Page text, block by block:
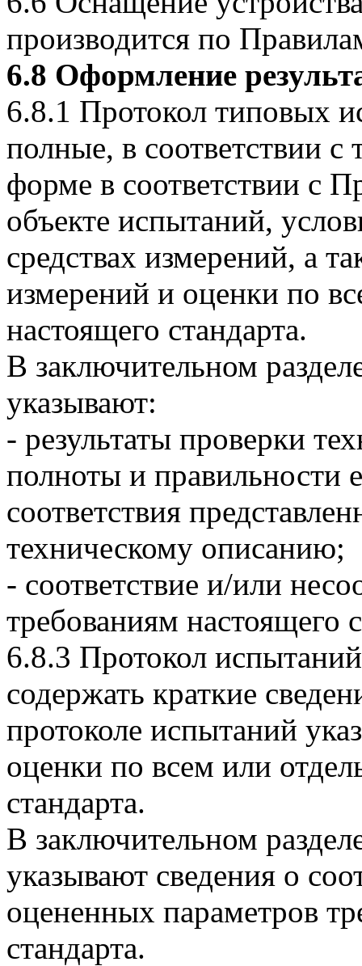
производится по
6.8 Оформление
6.8.1 Протокол типовых
полные, в соответствии
форме в соответствии с
объекте испытаний,
средствах измерений, а
измерений и оценки по
настоящего стандарта.
В заключительном
указывают:
- результаты проверки
полноты и правильности
соответствия
техническому описанию;
- соответствие и/или
требованиям настоящего
6.8.3 Протокол
содержать краткие
протоколе испытаний
оценки по всем или
стандарта.
В заключительном
указывают сведения о
оцененных параметров
стандарта.